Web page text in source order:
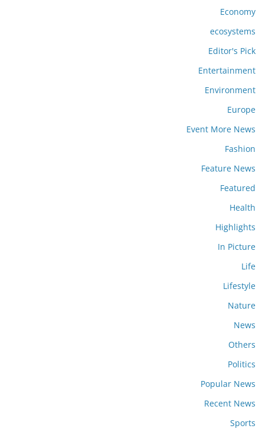
Economy
ecosystems
Editor's Pick
Entertainment
Environment
Europe
Event More News
Fashion
Feature News
Featured
Health
Highlights
In Picture
Life
Lifestyle
Nature
News
Others
Politics
Popular News
Recent News
Sports